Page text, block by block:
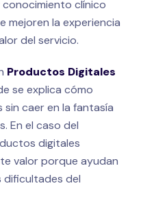
clínico
mejoren la experiencia
del servicio.
Productos Digitales
se explica cómo
caer en la fantasía
En el caso del
digitales
valor porque ayudan
dificultades del